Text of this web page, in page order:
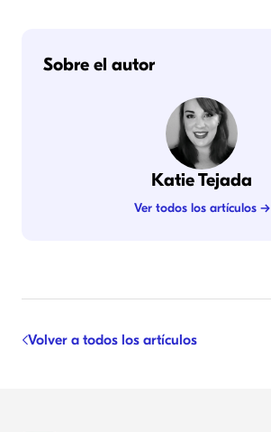
Sobre el autor
Katie Tejada
Ver todos los artículos →
Volver a todos los artículos